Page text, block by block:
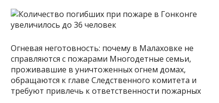
Огневая неготовность: почему в Малаховке не
справляются с пожарами Многодетные семьи,
проживавшие в уничтоженных огнем домах,
обращаются к главе Следственного комитета и
требуют привлечь к ответственности пожарных